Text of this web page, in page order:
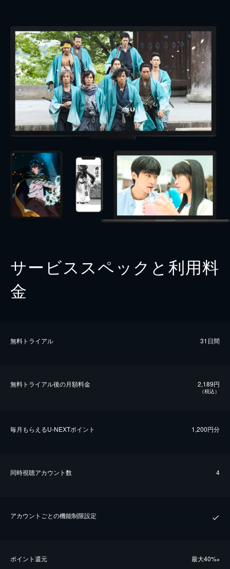
サービススペックと利用料
金
無料トライアル 31日間
無料トライアル後の⽉額料金 2,189円
（税込）
毎⽉もらえるU-NEXTポイント 1,200円分
同時視聴アカウント数 4
アカウントごとの機能制限設定
ポイント還元 最⼤40%※